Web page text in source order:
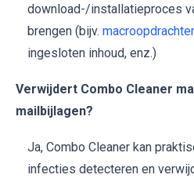
download-/installatieproces
brengen (bijv.
ingesloten inhoud, enz.)
Verwijdert Combo Cleaner
mailbijlagen?
Ja, Combo Cleaner kan
infecties detecteren en